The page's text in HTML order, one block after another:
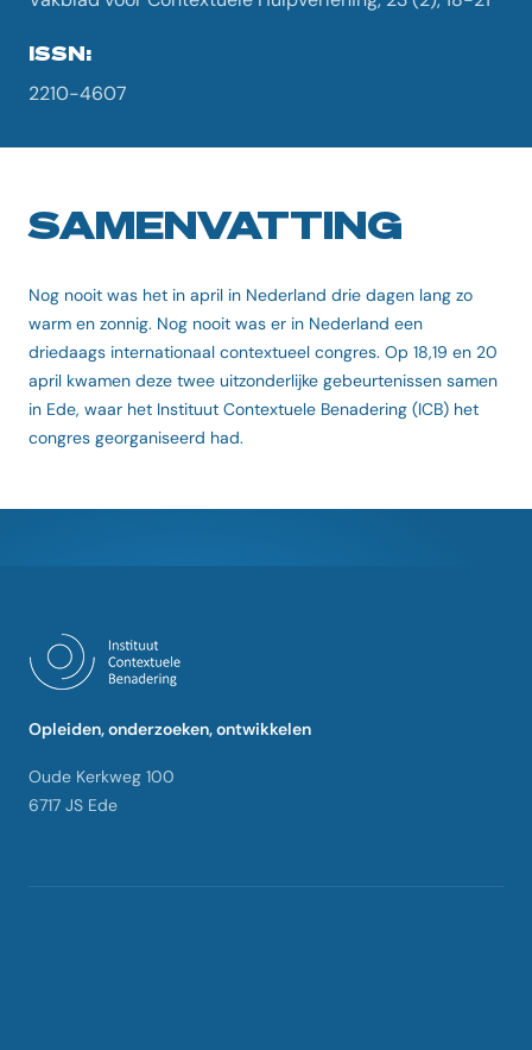
ISSN:
2210-4607
SAMENVATTING
Nog nooit was het in april in Nederland drie dagen lang zo
warm en zonnig. Nog nooit was er in Nederland een
driedaags internationaal contextueel congres. Op 18,19 en 20
april kwamen deze twee uitzonderlijke gebeurtenissen samen
in Ede, waar het Instituut Contextuele Benadering (ICB) het
congres georganiseerd had.
Opleiden, onderzoeken, ontwikkelen
Oude Kerkweg 100
6717 JS Ede